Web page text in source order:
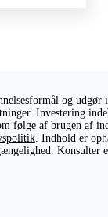
og
Investering
følge af brugen af
. Indhold er
Konsulter